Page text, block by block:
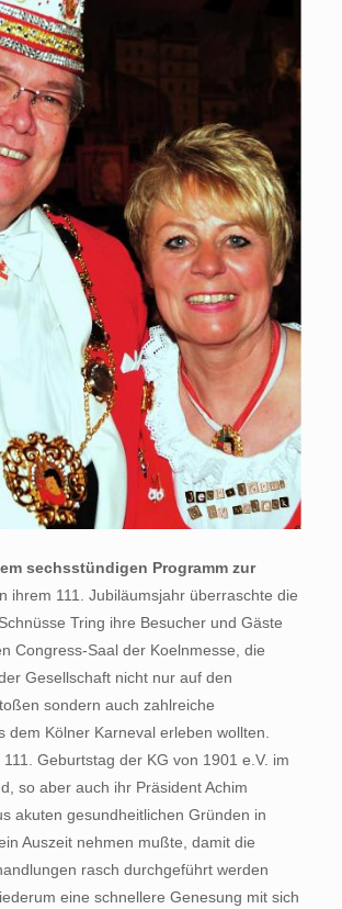
sechsstündigen Programm zur
ihrem 111. Jubiläumsjahr überraschte die
Tring ihre Besucher und Gäste
Congress-Saal der Koelnmesse, die
Gesellschaft nicht nur auf den
sondern auch zahlreiche
dem Kölner Karneval erleben wollten.
Geburtstag der KG von 1901 e.V. im
so aber auch ihr Präsident Achim
akuten gesundheitlichen Gründen in
Auszeit nehmen mußte, damit die
rasch durchgeführt werden
eine schnellere Genesung mit sich